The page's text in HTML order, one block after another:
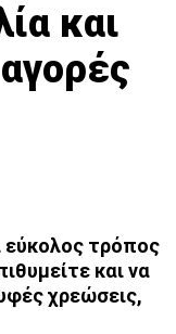
και
εύκολος τρόπος
και να
χρεώσεις,